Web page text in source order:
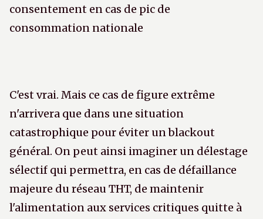
consentement en cas de pic de
consommation nationale
C'est vrai. Mais ce cas de figure extrême
n'arrivera que dans une situation
catastrophique pour éviter un blackout
général. On peut ainsi imaginer un délestage
sélectif qui permettra, en cas de défaillance
majeure du réseau THT, de maintenir
l'alimentation aux services critiques quitte à